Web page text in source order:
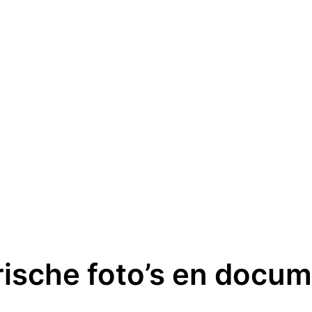
foto’s en